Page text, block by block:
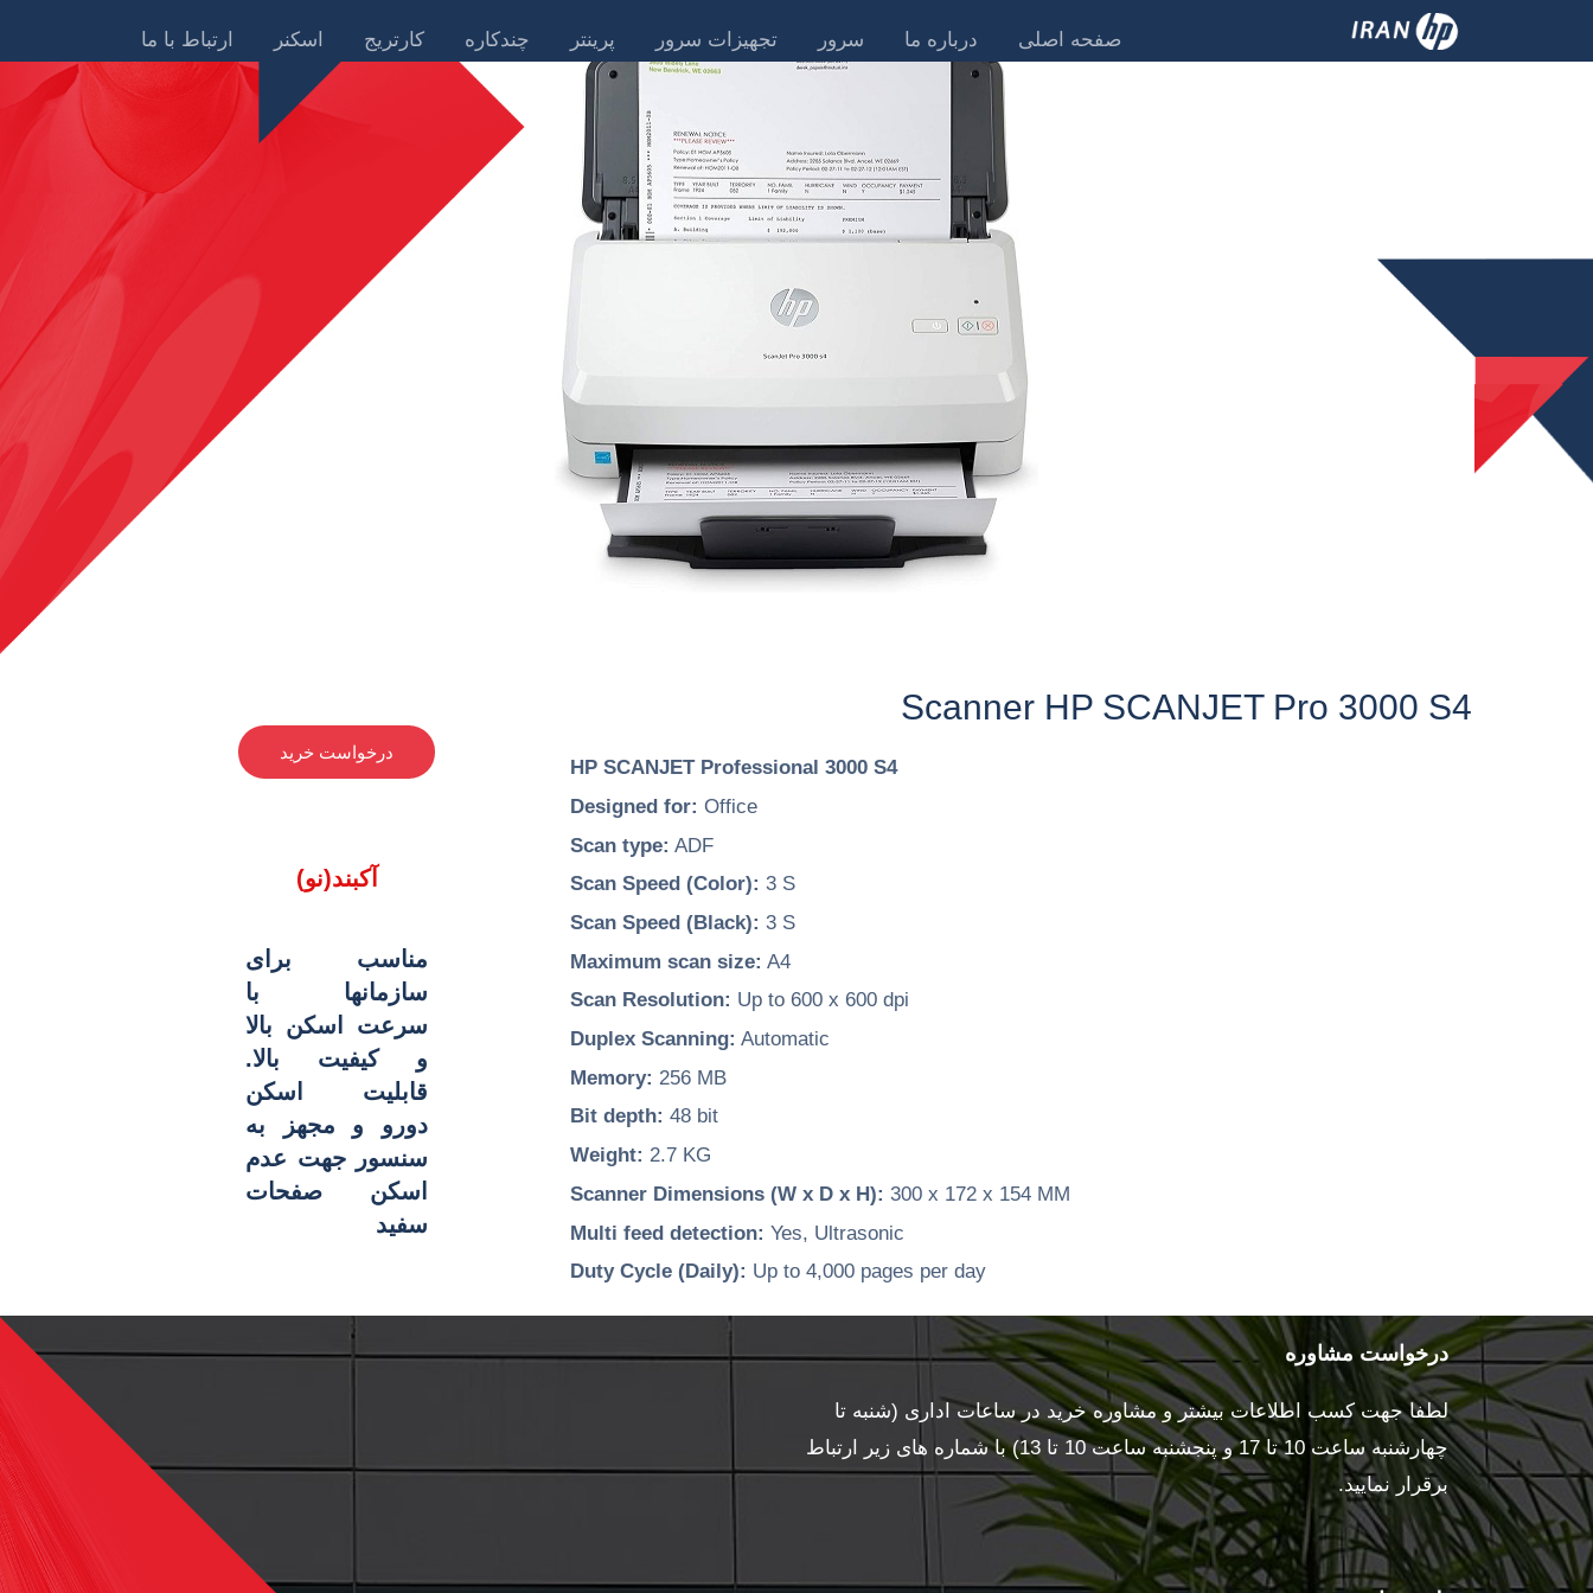
صفحه اصلی درباره ما سرور تجهیزات سرور پرینتر چندکاره کارتریج اسکنر ارتباط با ما
Scanner HP SCANJET Pro 3000 S4​​
HP SCANJET Professional 3000 S4
Designed for: Office
Scan type: ADF
Scan Speed (Color): 3 S
Scan Speed (Black): 3 S
Maximum scan size: A4
Scan Resolution: Up to 600 x 600 dpi
Duplex Scanning: Automatic
Memory: 256 MB
Bit depth: 48 bit
Weight: 2.7 KG
Scanner Dimensions (W x D x H): 300 x 172 x 154 MM
Multi feed detection: Yes, Ultrasonic
Duty Cycle (Daily): Up to 4,000 pages per day
درخواست خرید
آکبند(نو)
مناسب برای
سازمانها با
سرعت اسکن بالا
و کیفیت بالا.
قابلیت اسکن
دورو و مجهز به
سنسور جهت عدم
اسکن صفحات
سفید
درخواست مشاوره
لطفا جهت کسب اطلاعات بیشتر و مشاوره خرید در ساعات اداری (شنبه تا
چهارشنبه ساعت 10 تا 17 و پنجشنبه ساعت 10 تا 13) با شماره های زیر ارتباط
برقرار نمایید.